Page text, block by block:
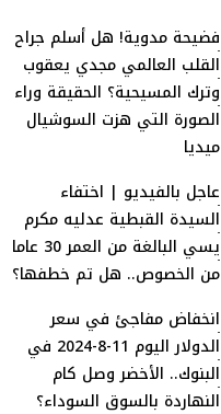
فضيحة مدوية! هل أسلم جراح
القلب العالمي مجدي يعقوب
وترك المسيحية؟ الحقيقة وراء
الصورة التي هزت السوشيال
ميديا
عاجل بالفيديو | اختفاء
السيدة القبطية عدليه مكرم
يسي البالغة من العمر 30 عاما
من الخصوص.. هل تم خطفها؟
انخفاض مفاجئ في سعر
الدولار اليوم 11-8-2024 في
البنوك.. الأخضر وصل كام
النهاردة بالسوق السوداء؟